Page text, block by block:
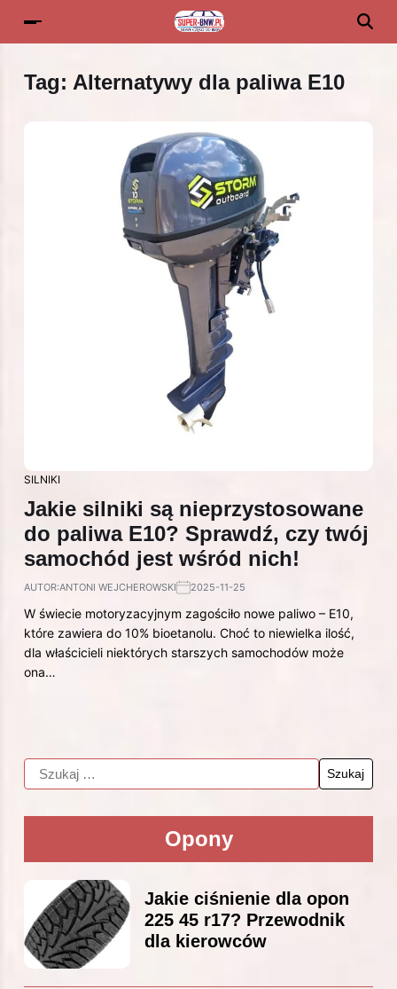
Tag: Alternatywy dla paliwa E10
SILNIKI
Jakie silniki są nieprzystosowane
do paliwa E10? Sprawdź, czy twój
samochód jest wśród nich!
AUTOR:ANTONI WEJCHEROWSKI 2025-11-25
W świecie motoryzacyjnym zagościło nowe paliwo – E10,
które zawiera do 10% bioetanolu. Choć to niewielka ilość,
dla właścicieli niektórych starszych samochodów może
ona…
Opony
Jakie ciśnienie dla opon
225 45 r17? Przewodnik
dla kierowców